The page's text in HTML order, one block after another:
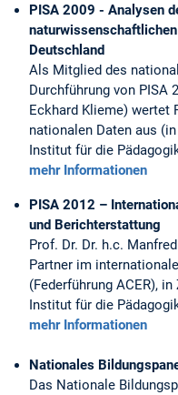
PISA 2009 - Analysen
Deutschland
Als Mitglied des
Durchführung von PISA
Eckhard Klieme) wertet
nationalen Daten aus
Institut für die
mehr Informationen
PISA 2012 –
und Berichterstattung
Prof. Dr. Dr. h.c.
Partner im
(Federführung ACER),
Institut für die
mehr Informationen
Nationales
Das Nationale